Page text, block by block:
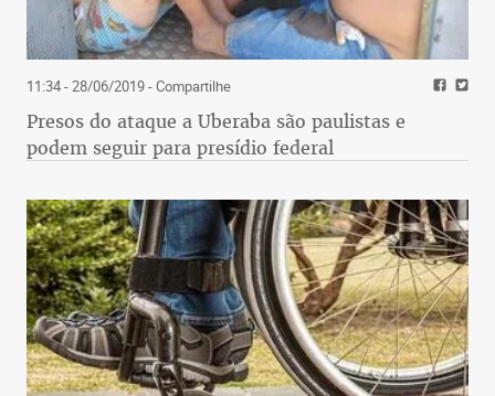
11:34 - 28/06/2019- Compartilhe
Presos do ataque a Uberaba são paulistas e
podem seguir para presídio federal